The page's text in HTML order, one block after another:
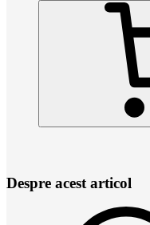
Despre acest articol